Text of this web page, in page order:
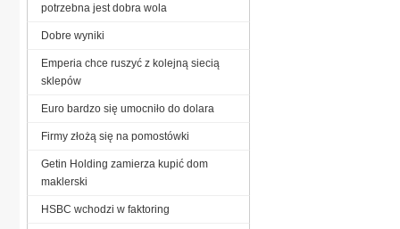
potrzebna jest dobra wola
Dobre wyniki
Emperia chce ruszyć z kolejną siecią
sklepów
Euro bardzo się umocniło do dolara
Firmy złożą się na pomostówki
Getin Holding zamierza kupić dom
maklerski
HSBC wchodzi w faktoring